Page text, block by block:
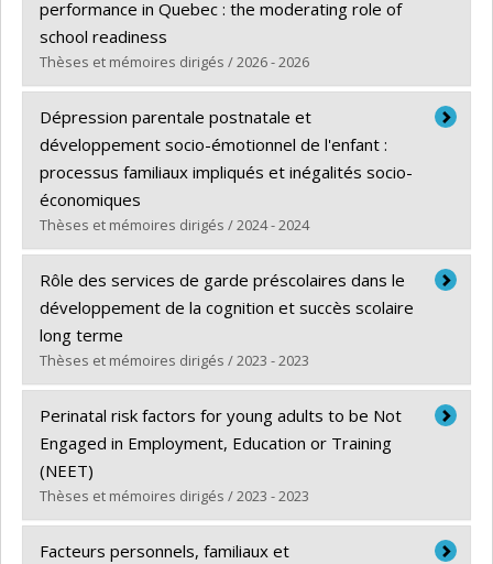
Cycle :Doctorat
Diplôme obtenu :
Lien vers le document dans Papyrus
performance in Quebec : the moderating role of
school readiness
Thèses et mémoires dirigés / 2026 - 2026
Diplômé(e) :Jacques, Marie-Love
Cycle :Maîtrise
Diplôme obtenu :M. Sc.
Lien vers le document dans Papyrus
Dépression parentale postnatale et
développement socio-émotionnel de l'enfant :
processus familiaux impliqués et inégalités socio-
économiques
Thèses et mémoires dirigés / 2024 - 2024
Diplômé(e) :Clément, Myriam
Cycle :Doctorat
Diplôme obtenu :
Lien vers le document dans Papyrus
Rôle des services de garde préscolaires dans le
développement de la cognition et succès scolaire
long terme
Thèses et mémoires dirigés / 2023 - 2023
Diplômé(e) : Losier, Talia
Cycle :Doctorat
Diplôme obtenu :
Lien vers le document dans Papyrus
Perinatal risk factors for young adults to be Not
Engaged in Employment, Education or Training
(NEET)
Thèses et mémoires dirigés / 2023 - 2023
Diplômé(e) :Falutz, Rebecca
Facteurs personnels, familiaux et